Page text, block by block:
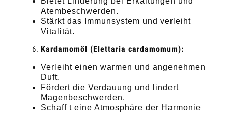
Atembeschwerden.
Stärkt das Immunsystem und verleiht
Vitalität.
Kardamomöl (Elettaria cardamomum):
Verleiht einen warmen und angenehmen
Duft.
Fördert die Verdauung und lindert
Magenbeschwerden.
Schaff t eine Atmosphäre der Harmonie